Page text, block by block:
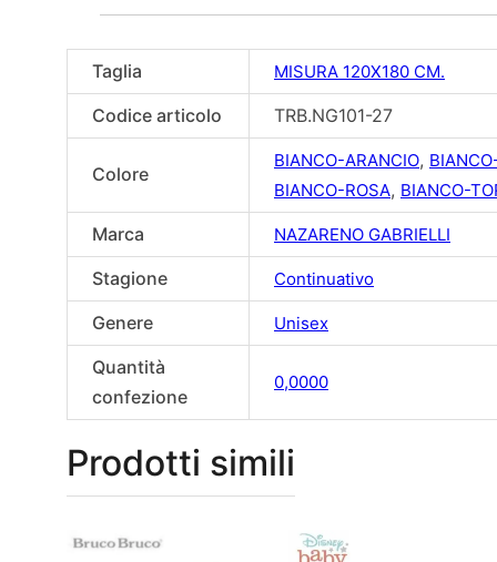
Taglia MISURA 120X180 CM.
Codice articolo TRB.NG101-27
Colore
BIANCO-ARANCIO,
BIANCO-ROSA, BIANCO-
Marca NAZARENO GABRIELLI
Stagione Continuativo
Genere Unisex
Quantità
confezione
0,0000
Prodotti simili